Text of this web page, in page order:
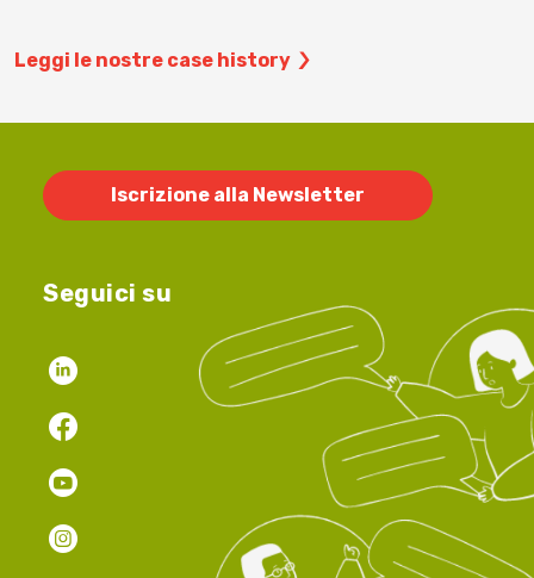
Leggi le nostre case history
Iscrizione alla Newsletter
Seguici su